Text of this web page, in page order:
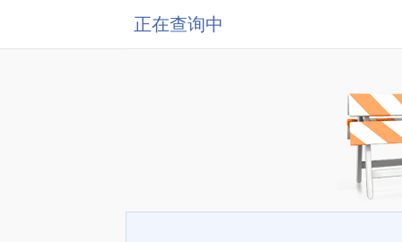
正在查询中